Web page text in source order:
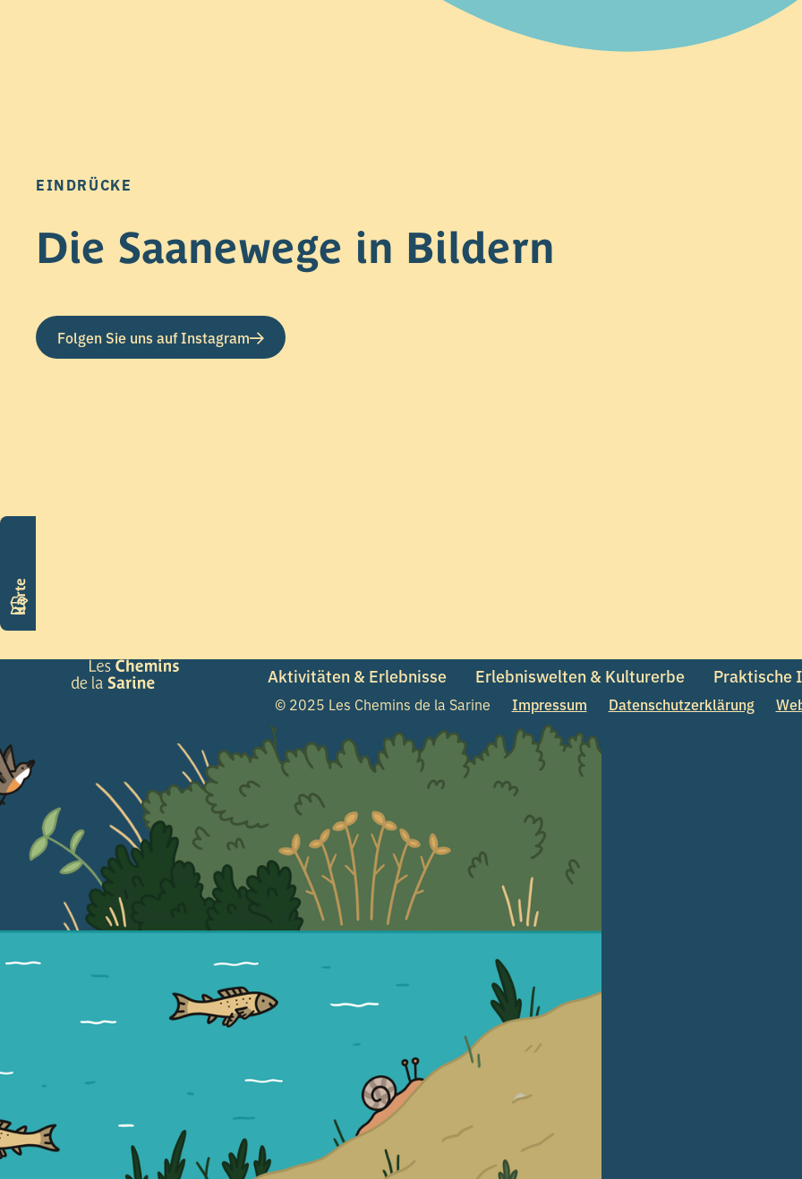
EINDRÜCKE
Die Saanewege in Bildern
Folgen Sie uns auf Instagram
Karte
Aktivitäten & Erlebnisse Erlebniswelten & Kulturerbe Praktische
© 2025 Les Chemins de la Sarine Impressum Datenschutzerklärung